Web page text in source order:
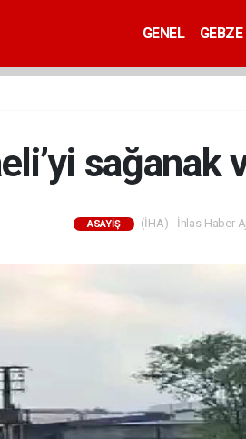
GENEL GEBZE
sağanak
ASAYİŞ (İHA) - İhlas Haber